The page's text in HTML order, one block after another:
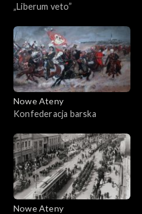
„Liberum veto”
Nowe Ateny
Konfederacja barska
Nowe Ateny